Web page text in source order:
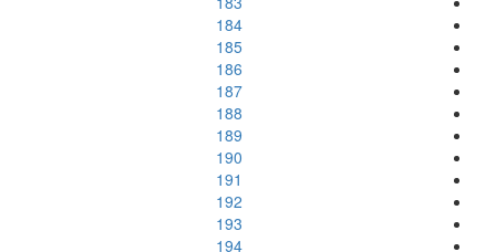
184
185
186
187
188
189
190
191
192
193
194